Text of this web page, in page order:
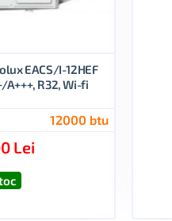
12000 btu
EACS/I-12HEF
A+++, R32, Wi-fi
Lei